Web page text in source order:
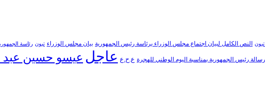
النص الكامل لبيان اجتماع مجلس الوزراء برئاسة رئيس الجمهورية بيان مجلس الوزراء تبون رئاسة
رسالة رئيس الجمهورية بمناسبة اليوم الوطني للهجرة ع.ح.ع عاجل عيسو حسين عبد